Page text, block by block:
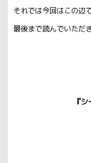
それでは今回はこの辺で
最後まで読んでいただ
『